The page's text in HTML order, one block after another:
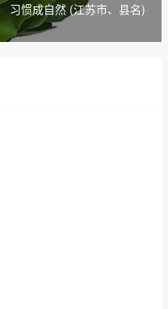
习惯成自然 (江苏市、县名)